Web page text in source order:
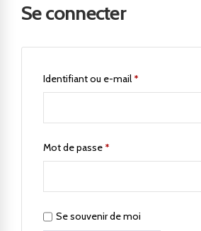
Se connecter
Identifiant ou e-mail *
Mot de passe *
Se souvenir de moi